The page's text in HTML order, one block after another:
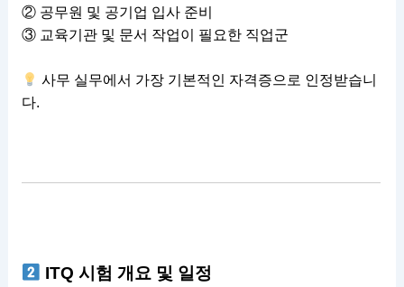
② 공무원 및 공기업 입사 준비
③ 교육기관 및 문서 작업이 필요한 직업군
사무 실무에서 가장 기본적인 자격증으로 인정받습니
다.
ITQ 시험 개요 및 일정